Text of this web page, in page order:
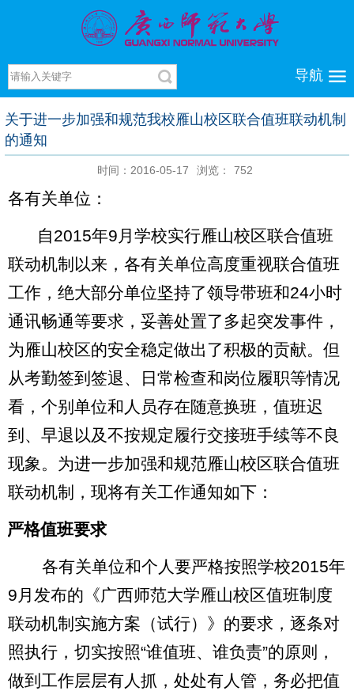
导航
关于进一步加强和规范我校雁山校区联合值班联动机制
的通知
时间：2016-05-17 浏览： 752
各有关单位：
自2015年9月学校实行雁山校区联合值班
联动机制以来，各有关单位高度重视联合值班
工作，绝大部分单位坚持了领导带班和24小时
通讯畅通等要求，妥善处置了多起突发事件，
为雁山校区的安全稳定做出了积极的贡献。但
从考勤签到签退、日常检查和岗位履职等情况
看，个别单位和人员存在随意换班，值班迟
到、早退以及不按规定履行交接班手续等不良
现象。为进一步加强和规范雁山校区联合值班
联动机制，现将有关工作通知如下：
严格值班要求
各有关单位和个人要严格按照学校2015年
9月发布的《广西师范大学雁山校区值班制度
联动机制实施方案（试行）》的要求，逐条对
照执行，切实按照“谁值班、谁负责”的原则，
做到工作层层有人抓，处处有人管，务必把值